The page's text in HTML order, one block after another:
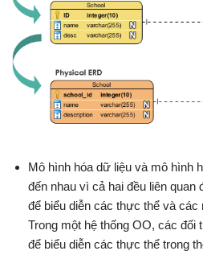
Mô hình hóa dữ liệu và mô hình
đến nhau vì cả hai đều liên quan
để biểu diễn các thực thể và các
Trong một hệ thống OO, các
để biểu diễn các thực thể trong